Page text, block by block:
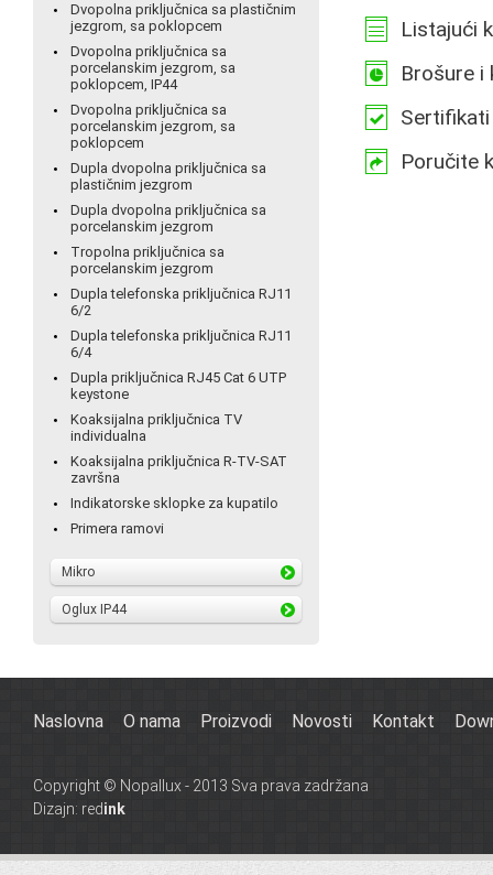
Dvopolna priključnica sa plastičnim
jezgrom, sa poklopcem
Dvopolna priključnica sa
porcelanskim jezgrom, sa
poklopcem, IP44
Dvopolna priključnica sa
porcelanskim jezgrom, sa
poklopcem
Dupla dvopolna priključnica sa
plastičnim jezgrom
Dupla dvopolna priključnica sa
porcelanskim jezgrom
Tropolna priključnica sa
porcelanskim jezgrom
Dupla telefonska priključnica RJ11
6/2
Dupla telefonska priključnica RJ11
6/4
Dupla priključnica RJ45 Cat 6 UTP
keystone
Koaksijalna priključnica TV
individualna
Koaksijalna priključnica R-TV-SAT
završna
Indikatorske sklopke za kupatilo
Primera ramovi
Mikro
Oglux IP44
Listajući
Brošure i
Sertifikati
Poručite
Naslovna O nama Proizvodi Novosti Kontakt
Copyright © Nopallux - 2013 Sva prava zadržana
Dizajn: redink